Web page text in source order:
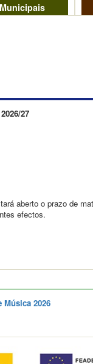
27
aberto o prazo de
efectos.
2026